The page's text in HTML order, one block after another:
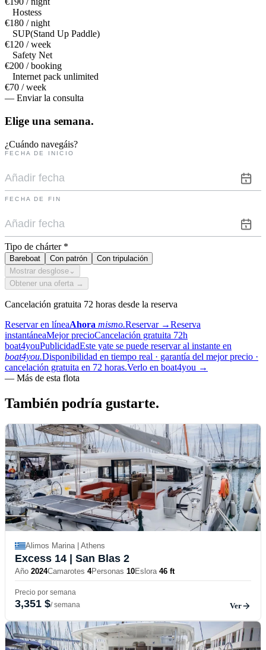
Hostess
€180 / night
SUP(Stand Up Paddle)
€120 / week
Safety Net
€200 / booking
Internet pack unlimited
€70 / week
— Enviar la consulta
Elige una semana.
¿Cuándo navegáis?
FECHA DE INICIO
FECHA DE FIN
Tipo de chárter *
Bareboat Con patrón
Con tripulación
Mostrar desglose ⌄
Obtener una oferta →
Cancelación gratuita 72 horas desde la reserva
Reservar en líneaAhora mismo.Reservar →Reserva
instantáneaMejor precioCancelación gratuita 72h
boat4youPublicidadEste yate se puede reservar al instante en
boat4you.Disponibilidad en tiempo real · garantía del mejor precio ·
cancelación gratuita en 72 horas.Verlo en boat4you →
— Más de esta flota
También podría gustarte.
Alimos Marina | Athens
Excess 14 | San Blas 2
Año 2024Camarotes 4Personas 10Eslora 46 ft
Precio por semana
3,351 $/ semana Ver